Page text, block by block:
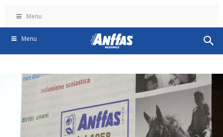
Menu
Menu